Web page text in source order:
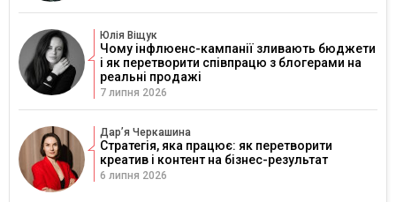
Юлія Віщук
Чому інфлюенс-кампанії зливають бюджети
і як перетворити співпрацю з блогерами на
реальні продажі
7 липня 2026
Дарʼя Черкашина
Стратегія, яка працює: як перетворити
креатив і контент на бізнес-результат
6 липня 2026